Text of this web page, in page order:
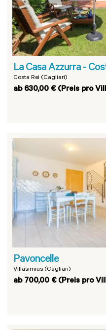
La Casa Azzurra -
Costa Rei (Cagliari)
ab 630,00 € (Preis pro
Pavoncelle
Villasimius (Cagliari)
ab 700,00 € (Preis pro